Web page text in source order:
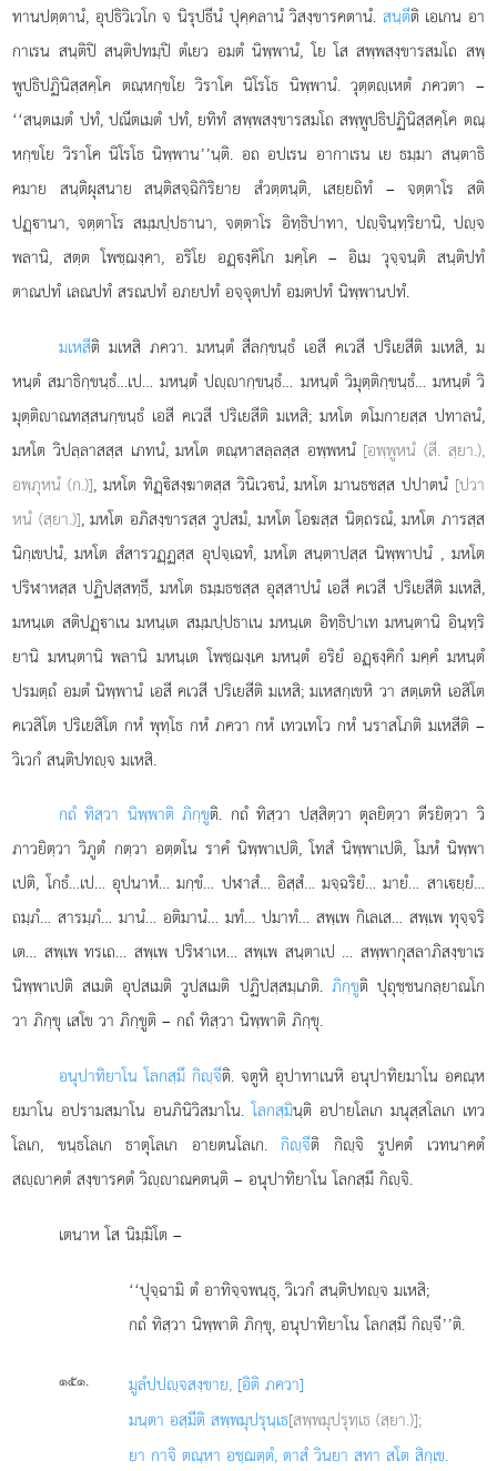
ทานปตฺตานํ, อุปธิวิเวโก จ นิรุปธีนํ ปุคฺคลานํ วิสงฺขารคตานํ. สนฺตีติ เอเกน อา
กาเรน สนฺติปิ สนฺติปทมฺปิ ตํเยว อมตํ นิพฺพานํ, โย โส สพฺพสงฺขารสมโถ สพฺ
พูปธิปฏินิสฺสคฺโค ตณฺหกฺขโย วิราโค นิโรโธ นิพฺพานํ. วุตฺตฺเหตํ ภควตา –
‘‘สนฺตเมตํ ปทํ, ปณีตเมตํ ปทํ, ยทิทํ สพฺพสงฺขารสมโถ สพฺพูปธิปฏินิสฺสคฺโค ตณฺ
หกฺขโย วิราโค นิโรโธ นิพฺพาน’’นฺติ. อถ อปเรน อากาเรน เย ธมฺมา สนฺตาธิ
คมาย สนฺติผุสนาย สนฺติสจฺฉิกิริยาย สํวตฺตนฺติ, เสยฺยถิทํ – จตฺตาโร สติ
ปฏฺานา, จตฺตาโร สมฺมปฺปธานา, จตฺตาโร อิทฺธิปาทา, ปฺจินฺทฺริยานิ, ปฺจ
พลานิ, สตฺต โพชฺฌงฺคา, อริโย อฏฺงฺคิโก มคฺโค – อิเม วุจฺจนฺติ สนฺติปทํ
ตาณปทํ เลณปทํ สรณปทํ อภยปทํ อจฺจุตปทํ อมตปทํ นิพฺพานปทํ.
มเหสีติ มเหสิ ภควา. มหนฺตํ สีลกฺขนฺธํ เอสี คเวสี ปริเยสีติ มเหสิ, ม
หนฺตํ สมาธิกฺขนฺธํ…เป… มหนฺตํ ปฺากฺขนฺธํ… มหนฺตํ วิมุตฺติกฺขนฺธํ… มหนฺตํ วิ
มุตฺติาณทสฺสนกฺขนฺธํ เอสี คเวสี ปริเยสีติ มเหสิ; มหโต ตโมกายสฺส ปทาลนํ,
มหโต วิปลฺลาสสฺส เภทนํ, มหโต ตณฺหาสลฺลสฺส อพฺพหนํ [อพฺพูหนํ (สี. สฺยา.),
อพฺภุหนํ (ก.)], มหโต ทิฏฺิสงฺฆาตสฺส วินิเวนํ, มหโต มานธชสฺส ปปาตนํ [ปวา
หนํ (สฺยา.)], มหโต อภิสงฺขารสฺส วูปสมํ, มหโต โอฆสฺส นิตฺถรณํ, มหโต ภารสฺส
นิกฺเขปนํ, มหโต สํสารวฏฺฏสฺส อุปจฺเฉทํ, มหโต สนฺตาปสฺส นิพฺพาปนํ , มหโต
ปริฬาหสฺส ปฏิปสฺสทฺธึ, มหโต ธมฺมธชสฺส อุสฺสาปนํ เอสี คเวสี ปริเยสีติ มเหสิ,
มหนฺเต สติปฏฺาเน มหนฺเต สมฺมปฺปธาเน มหนฺเต อิทฺธิปาเท มหนฺตานิ อินฺทฺริ
ยานิ มหนฺตานิ พลานิ มหนฺเต โพชฺฌงฺเค มหนฺตํ อริยํ อฏฺงฺคิกํ มคฺคํ มหนฺตํ
ปรมตฺถํ อมตํ นิพฺพานํ เอสี คเวสี ปริเยสีติ มเหสิ; มเหสกฺเขหิ วา สตฺเตหิ เอสิโต
คเวสิโต ปริเยสิโต กหํ พุทฺโธ กหํ ภควา กหํ เทวเทโว กหํ นราสโภติ มเหสีติ –
วิเวกํ สนฺติปทฺจ มเหสิ.
กถํ ทิสฺวา นิพฺพาติ ภิกฺขูติ. กถํ ทิสฺวา ปสฺสิตฺวา ตุลยิตฺวาตีรยิตฺวา วิ
ภาวยิตฺวา วิภูตํ กตฺวา อตฺตโน ราคํ นิพฺพาเปติ, โทสํ นิพฺพาเปติ, โมหํ นิพฺพา
เปติ, โกธํ…เป… อุปนาหํ… มกฺขํ… ปฬาสํ… อิสฺสํ… มจฺฉริยํ… มายํ… สาเยฺยํ…
ถมฺภํ… สารมฺภํ… มานํ… อติมานํ… มทํ… ปมาทํ… สพฺเพ กิเลเส… สพฺเพ ทุจฺจริ
เต… สพฺเพ ทรเถ… สพฺเพ ปริฬาเห… สพฺเพ สนฺตาเป … สพฺพากุสลาภิสงฺขาเร
นิพฺพาเปติ สเมติ อุปสเมติ วูปสเมติ ปฏิปสฺสมฺเภติ. ภิกฺขูติ ปุถุชฺชนกลฺยาณโก
วา ภิกฺขุ เสโข วา ภิกฺขูติ – กถํ ทิสฺวา นิพฺพาติ ภิกฺขุ.
อนุปาทิยาโน โลกสฺมึ กิฺจีติ. จตูหิ อุปาทาเนหิ อนุปาทิยมาโน อคณฺห
ยมาโน อปรามสมาโน อนภินิวิสมาโน.โลกสฺมินฺติ อปายโลเก มนุสฺสโลเก เทว
โลเก, ขนฺธโลเก ธาตุโลเก อายตนโลเก.กิฺจีติ กิฺจิ รูปคตํ เวทนาคตํ
สฺาคตํ สงฺขารคตํ วิฺาณคตนฺติ – อนุปาทิยาโน โลกสฺมึ กิฺจิ.
เตนาห โส นิมฺมิโต –
‘‘ปุจฺฉามิ ตํ อาทิจฺจพนฺธุ, วิเวกํ สนฺติปทฺจ มเหสิ;
กถํ ทิสฺวา นิพฺพาติ ภิกฺขุ, อนุปาทิยาโน โลกสฺมึ กิฺจี’’ติ.
๑๕๑. มูลํปปฺจสงฺขาย, [อิติ ภควา]
มนฺตา อสฺมีติ สพฺพมุปรุนฺเธ[สพฺพมุปรุทฺเธ (สฺยา.)];
ยา กาจิ ตณฺหา อชฺฌตฺตํ, ตาสํ วินยา สทา สโต สิกฺเข.